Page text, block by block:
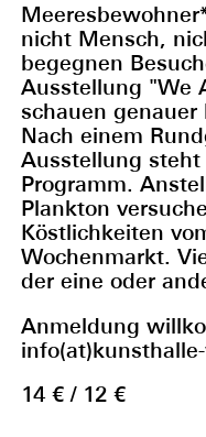
nicht Mensch,
begegnen
Ausstellung "We
schauen genauer
Nach einem
Ausstellung
Programm.
Plankton
Köstlichkeiten
Wochenmarkt.
der eine oder
Anmeldung
14 € / 12 €